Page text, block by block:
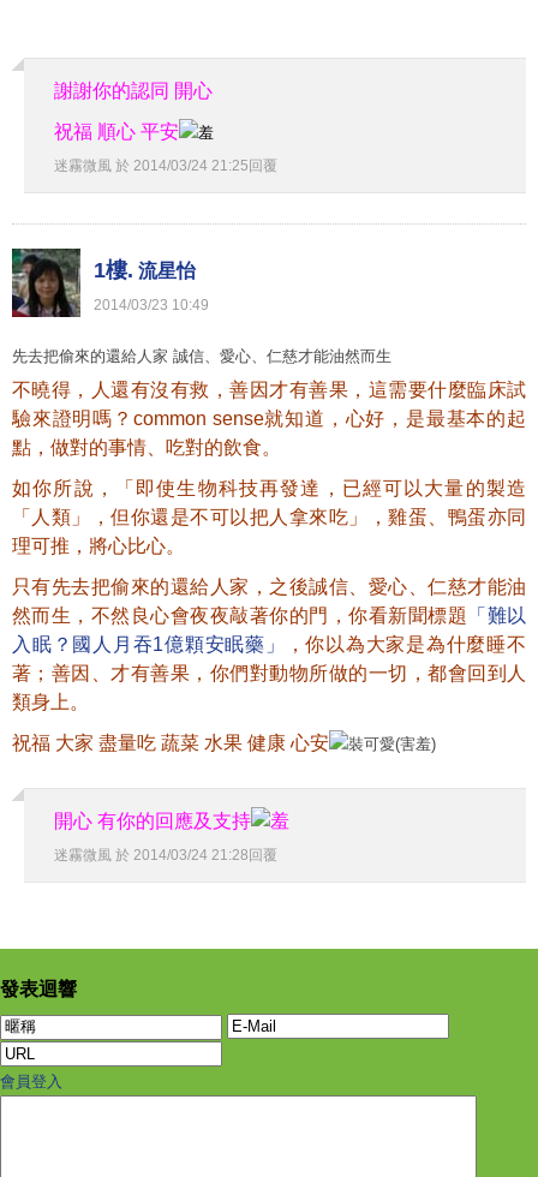
謝謝你的認同 開心
祝福 順心 平安
迷霧微風 於 2014/03/24 21:25 回覆
1樓. 流星怡
2014/03/23 10:49
先去把偷來的還給人家 誠信、愛心、仁慈才能油然而生
不曉得，人還有沒有救，善因才有善果，這需要什麼臨床試
驗來證明嗎？common sense就知道，心好，是最基本的起
點，做對的事情、吃對的飲食。
如你所說，「即使生物科技再發達，已經可以大量的製造
「人類」，但你還是不可以把人拿來吃」，雞蛋、鴨蛋亦同
理可推，將心比心。
只有先去把偷來的還給人家，之後誠信、愛心、仁慈才能油
然而生，不然良心會夜夜敲著你的門，你看新聞標題
「難以
入眠？國人月吞1億顆安眠藥」
，你以為大家是為什麼睡不
著；善因、才有善果，你們對動物所做的一切，都會回到人
類身上。
祝福 大家 盡量吃 蔬菜 水果 健康 心安
開心 有你的回應及支持
迷霧微風 於 2014/03/24 21:28 回覆
發表迴響
會員登入